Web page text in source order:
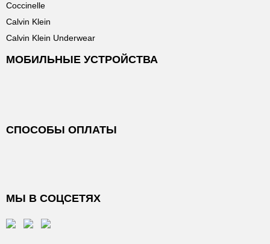
Coccinelle
Calvin Klein
Calvin Klein Underwear
МОБИЛЬНЫЕ УСТРОЙСТВА
СПОСОБЫ ОПЛАТЫ
МЫ В СОЦСЕТЯХ